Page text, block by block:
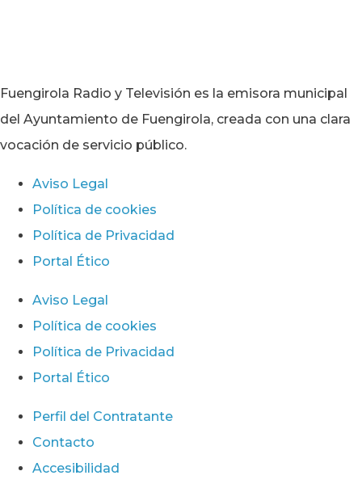
Fuengirola Radio y Televisión es la emisora municipal
del Ayuntamiento de Fuengirola, creada con una clara
vocación de servicio público.
Aviso Legal
Política de cookies
Política de Privacidad
Portal Ético
Aviso Legal
Política de cookies
Política de Privacidad
Portal Ético
Perfil del Contratante
Contacto
Accesibilidad